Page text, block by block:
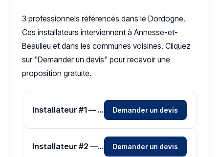
3 professionnels référencés dans le Dordogne.
Ces installateurs interviennent à Annesse-et-
Beaulieu et dans les communes voisines. Cliquez
sur "Demander un devis" pour recevoir une
proposition gratuite.
Installateur #1 — Zone Dordogne Demander un devis
Installateur #2 — Zone Dordogne Demander un devis